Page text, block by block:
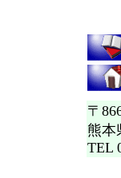
〒
熊本
TEL